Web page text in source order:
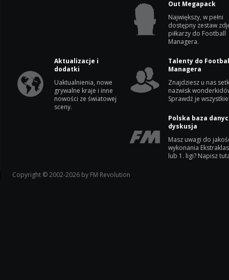
Out Megapack
Największy, w pełni
dostępny zestaw
piłkarzy do Football
Managera.
Aktualizacje i
dodatki
Uaktualnienia, nowe
grywalne kraje i inne
nowości ze światowej
sceny.
Talenty do
Managera
Znajdziesz u nas
nazwisk
Sprawdź je
Polska baza
dyskusja
Masz uwagi do
wykonania
lub 1. ligi? Napisz
Copyright © 2002-2026 by FM Revolution